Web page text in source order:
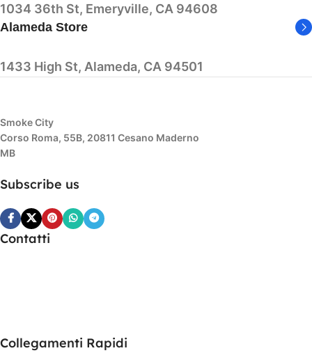
1034 36th St, Emeryville, CA 94608
Alameda Store
1433 High St, Alameda, CA 94501
Smoke City
Corso Roma, 55B, 20811 Cesano Maderno
MB
Subscribe us
Contatti
Collegamenti Rapidi